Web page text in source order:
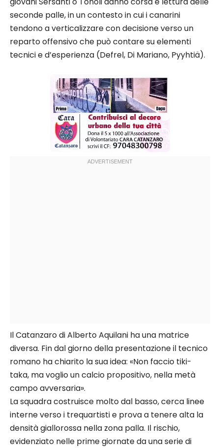
seconde palle, in un contesto in cui i canarini
tendono a verticalizzare con decisione verso un
reparto offensivo che può contare su elementi
tecnici e d’esperienza (Defrel, Di Mariano, Pyyhtiä).
Il Catanzaro di Alberto Aquilani ha una matrice
diversa. Fin dal giorno della presentazione il tecnico
romano ha chiarito la sua idea: «Non faccio tiki-
taka, ma voglio un calcio propositivo, nella metà
campo avversaria».
La squadra costruisce molto dal basso, cerca linee
interne verso i trequartisti e prova a tenere alta la
densità giallorossa nella zona palla. Il rischio,
evidenziato nelle prime giornate da una serie di